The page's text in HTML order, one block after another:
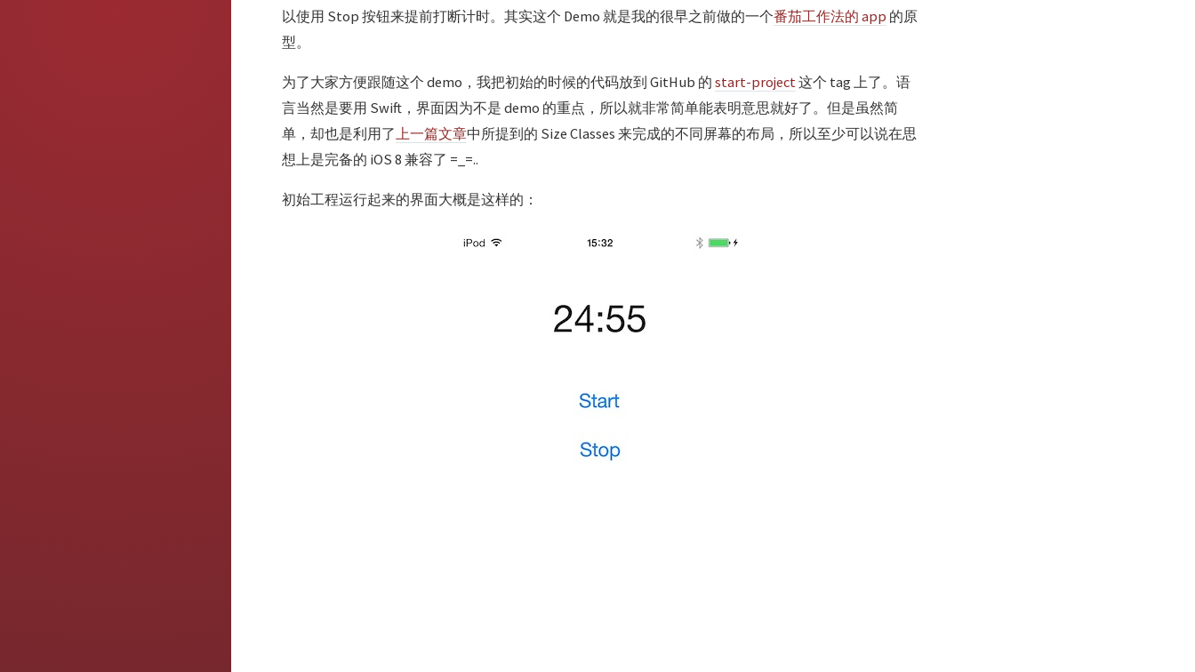
以使用 Stop 按钮来提前打断计时。其实这个 Demo 就是我的很早之前做的一个番茄工作法的 app 的原
型。
为了大家方便跟随这个 demo，我把初始的时候的代码放到 GitHub 的 start-project 这个 tag 上了。语
言当然是要用 Swift，界面因为不是 demo 的重点，所以就非常简单能表明意思就好了。但是虽然简
单，却也是利用了 上一篇文章中所提到的 Size Classes 来完成的不同屏幕的布局，所以至少可以说在思
想上是完备的 iOS 8 兼容了 =_=..
初始工程运行起来的界面大概是这样的：